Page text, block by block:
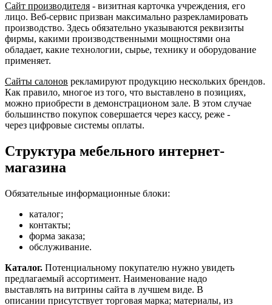
Сайт производителя - визитная карточка учреждения, его
лицо. Веб-сервис призван максимально разрекламировать
производство. Здесь обязательно указываются реквизиты
фирмы, какими производственными мощностями она
обладает, какие технологии, сырье, технику и оборудование
применяет.
Сайты салонов рекламируют продукцию нескольких брендов.
Как правило, многое из того, что выставлено в позициях,
можно приобрести в демонстрационом зале. В этом случае
большинство покупок совершается через кассу, реже -
через цифровые системы оплаты.
Структура мебельного интернет-
магазина
Обязательные информационные блоки:
каталог;
контакты;
форма заказа;
обслуживание.
Каталог. Потенциальному покупателю нужно увидеть
предлагаемый ассортимент. Наименование надо
выставлять на витрины сайта в лучшем виде. В
описании присутствует торговая марка; материалы, из